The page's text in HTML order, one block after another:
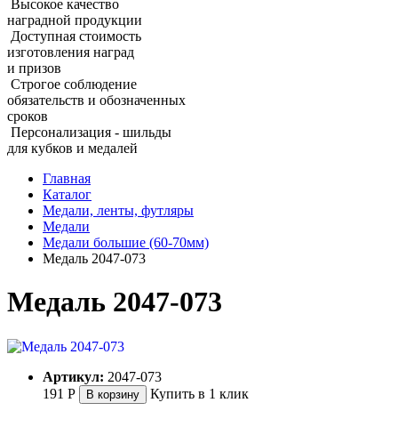
Высокое качество
наградной продукции
Доступная стоимость
изготовления наград
и призов
Строгое соблюдение
обязательств и обозначенных
сроков
Персонализация - шильды
для кубков и медалей
Главная
Каталог
Медали, ленты, футляры
Медали
Медали большие (60‑70мм)
Медаль 2047‑073
Медаль 2047‑073
Артикул: 2047-073
191 Р В корзину Купить в 1 клик